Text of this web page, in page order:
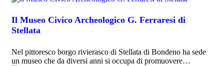
Il Museo Civico Archeologico G. Ferraresi di
Stellata
Nel pittoresco borgo rivierasco di Stellata di Bondeno ha sede
un museo che da diversi anni si occupa di promuovere…